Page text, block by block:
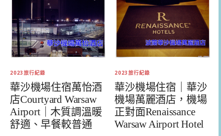
2023旅行紀錄
華沙機場住宿萬怡酒
店Courtyard Warsaw
Airport｜木質調溫暖
舒適、早餐較普通
2023旅行紀錄
華沙機場住宿｜華沙
機場萬麗酒店，機場
正對面Renaissance
Warsaw Airport Hotel